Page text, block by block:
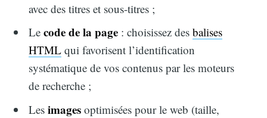
avec des titres et sous-titres ;
Lecode de la page : choisissez desbalises
HTML qui favorisent l’identification
systématique de vos contenus par les moteurs
de recherche ;
Lesimages optimisées pour le web (taille,